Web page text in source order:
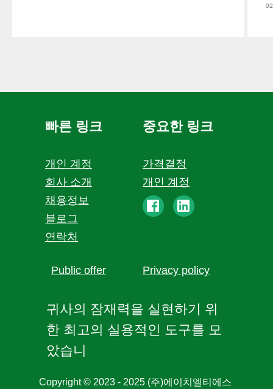
빠른 링크
개인 계정
중요한 링크
귀사의 잠재력을 실현하기 위
한 최고의 실용적인 도구를 모
았습니
회사 소개
채용정보
블로그
연락처
가격결정
개인 계정
Copyright © 2023 - 2025 (주)에이치엘티에스
Public offer Privacy policy